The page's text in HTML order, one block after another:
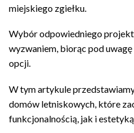
miejskiego zgiełku.
Wybór odpowiedniego
wyzwaniem, biorąc pod
opcji.
W tym artykule
domów letniskowych, które
funkcjonalnością, jak i